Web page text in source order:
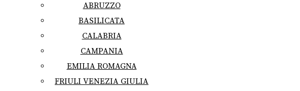
ABRUZZO
BASILICATA
CALABRIA
CAMPANIA
EMILIA ROMAGNA
FRIULI VENEZIA GIULIA